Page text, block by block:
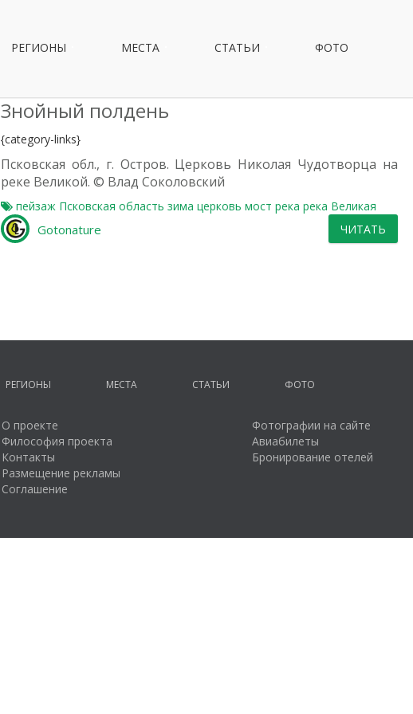
РЕГИОНЫ МЕСТА СТАТЬИ ФОТО
Знойный полдень
{category-links}
Псковская обл., г. Остров. Церковь Николая Чудотворца на
реке Великой. © Влад Соколовский
пейзаж Псковская область зима церковь мост река река Великая
Gotonature ЧИТАТЬ
РЕГИОНЫ МЕСТА СТАТЬИ ФОТО
О проекте
Философия проекта
Контакты
Размещение рекламы
Соглашение
Фотографии на сайте
Авиабилеты
Бронирование отелей